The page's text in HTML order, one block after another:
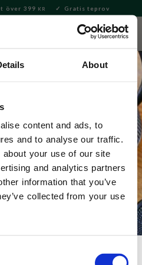
About
content and ads, to
and to analyse our traffic.
your use of our site
and analytics partners
information that you’ve
collected from your use
över 399 KR Gratis teprov
Glasunderlägg